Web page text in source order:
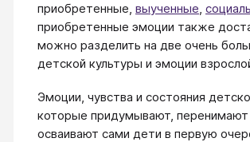
приобретенные, выученные,
приобретенные эмоции также
можно разделить на две очень
детской культуры и эмоции
Эмоции, чувства и состояния
которые придумывают, перенимают
осваивают сами дети в первую